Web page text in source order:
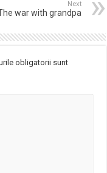
Next
war with grandpa
obligatorii sunt